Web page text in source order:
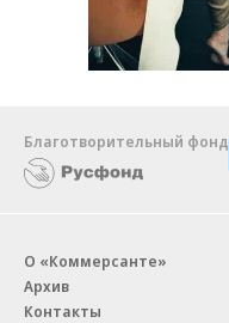
Благотворительный фонд
О «Коммерсанте»
Архив
Контакты